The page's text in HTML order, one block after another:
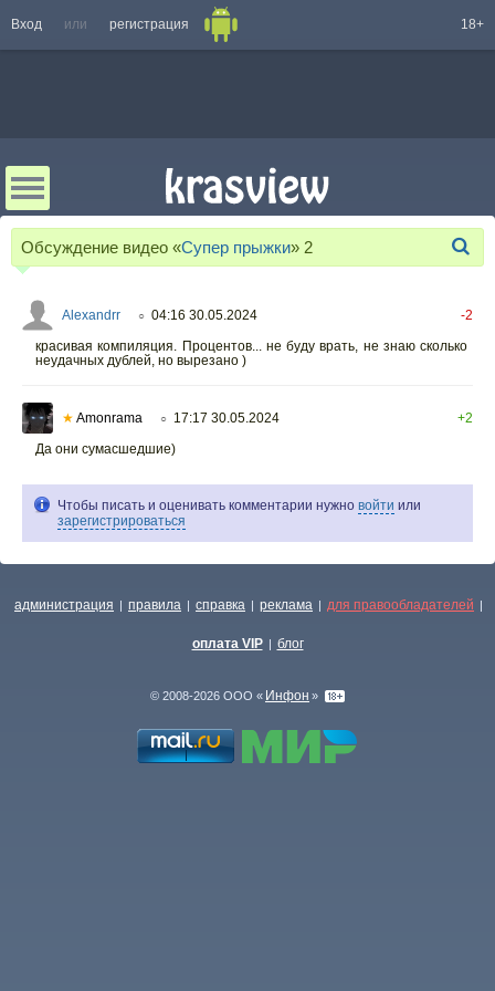
Вход или регистрация 18+
Обсуждение видео «Супер прыжки» 2
Alexandrr ○ 04:16 30.05.2024
-2
красивая компиляция. Процентов... не буду врать, не знаю сколько
неудачных дублей, но вырезано )
★ Amonrama ○ 17:17 30.05.2024
+2
Да они сумасшедшие)
Чтобы писать и оценивать комментарии нужно войти или
зарегистрироваться
администрация | правила | справка | реклама | для правообладателей |
оплата VIP | блог
© 2008-2026 ООО « Инфон »